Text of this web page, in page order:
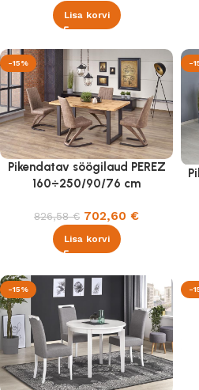
Lisa korvi
-15%
Pikendatav söögilaud PEREZ
160÷250/90/76 cm
826,58€ 702,60 €
Lisa korvi
-
-15% -